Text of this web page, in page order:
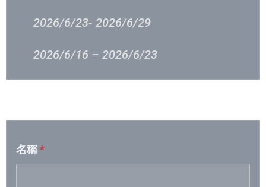
2026/6/23- 2026/6/29
2026/6/16 – 2026/6/23
2026/6/2 – 2026/6/8
2026/5/26 – 2026/6/1
名稱*